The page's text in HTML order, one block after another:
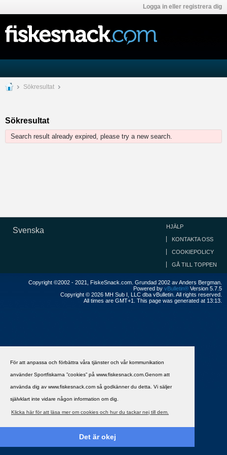
För att anpassa och förbättra våra tjänster och vår kommunikation
använder Sportfiskarna ”cookies” på www.fiskesnack.com.Genom att
använda dig av www.fiskesnack.com så godkänner du detta. Vi säljer
självklart inte vidare någon information om dig.
Klicka här för att läsa mer om cookies och hur du tackar nej till dem.
Det är okej
Logga in eller registrera dig
Sökresultat
Sökresultat
Search result already expired, please try a new search.
Svenska HJÄLP
KONTAKTA OSS
COOKIEPOLICY
GÅ TILL TOPPEN
Copyright ©2002 - 2021, FiskeSnack.com. Grundad 2002 av Anders Bergman.
Powered by vBulletin® Version 5.7.5
Copyright © 2026 MH Sub I, LLC dba vBulletin. All rights reserved.
All times are GMT+1. This page was generated at 13:13.